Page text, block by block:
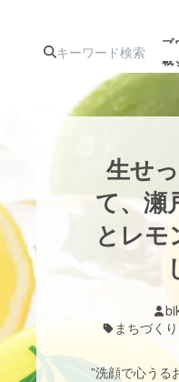
プ
載
注目のリ
ターン
ジェク
アート・写真
生せ
て、瀬
とレモ
まちづく
”洗顔で心うる